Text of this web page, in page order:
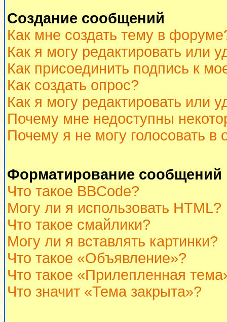
Создание сообщений
Как мне создать тему в
Как я могу редактировать или
Как присоединить подпись к
Как создать опрос?
Как я могу редактировать или
Почему мне недоступны
Почему я не могу голосовать в
Форматирование
Что такое BBCode?
Могу ли я использовать HTML?
Что такое смайлики?
Могу ли я вставлять картинки?
Что такое «Объявление»?
Что такое «Прилепленная
Что значит «Тема закрыта»?